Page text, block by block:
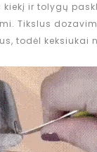
ir tolygų
Tikslus
todėl keksiukai